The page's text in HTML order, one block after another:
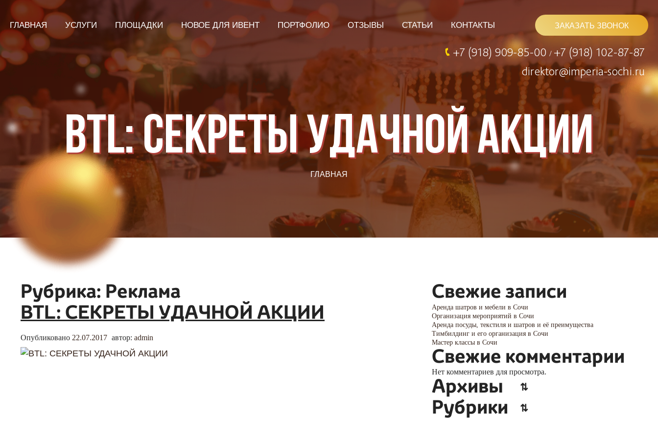
ГЛАВНАЯ УСЛУГИ ПЛОЩАДКИ НОВОЕ ДЛЯ ИВЕНТ ПОРТФОЛИО ОТЗЫВЫ СТАТЬИ КОНТАКТЫ ЗАКАЗАТЬ ЗВОНОК
+7 (918) 909-85-00 / +7 (918) 102-87-87
direktor@imperia-sochi.ru
BTL: СЕКРЕТЫ УДАЧНОЙ АКЦИИ
ГЛАВНАЯ
Рубрика: Реклама
BTL: СЕКРЕТЫ УДАЧНОЙ АКЦИИ
Опубликовано 22.07.2017 автор: admin
Свежие записи
Аренда шатров и мебели в Сочи
Организация мероприятий в Сочи
Аренда посуды, текстиля и шатров и её преимущества
Тимбилдинг и его организация в Сочи
Мастер классы в Сочи
Свежие комментарии
Нет комментариев для просмотра.
Архивы
Рубрики